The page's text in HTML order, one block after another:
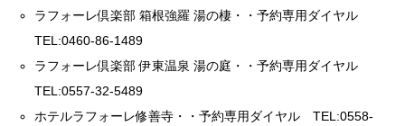
ラフォーレ倶楽部 箱根強羅 湯の棲・・予約専用ダイヤル
TEL:0460-86-1489
ラフォーレ倶楽部 伊東温泉 湯の庭・・予約専用ダイヤル
TEL:0557-32-5489
ホテルラフォーレ修善寺・・予約専用ダイヤル TEL:0558-